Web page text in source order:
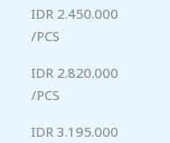
IDR 2.450.000
/PCS
IDR 2.820.000
/PCS
IDR 3.195.000